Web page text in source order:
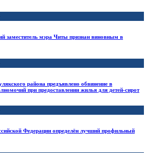
заместитель мэра Читы признан виновным в
района предъявлено обвинение в
при предоставлении жилья для детей-сирот
Федерации определён лучший профильный